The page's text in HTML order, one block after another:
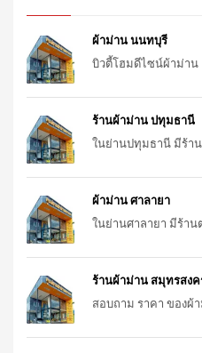
ผ้าม่าน นนทบุรี
บิวตี้โฮมดีไซน์ผ้าม่าน
ร้านผ้าม่าน ปทุมธานี
ในย่านปทุมธานี มีร้า
ผ้าม่าน ศาลายา
ในย่านศาลายา มีร้า
ร้านผ้าม่าน สมุทรสงค
สอบถาม ราคา ของผ้